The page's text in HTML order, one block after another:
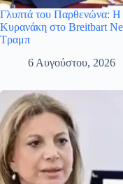
Γλυπτά του Παρθενώνα: Η
Κυρανάκη στο Breitbart
Τραμπ
6 Αυγούστου, 2026